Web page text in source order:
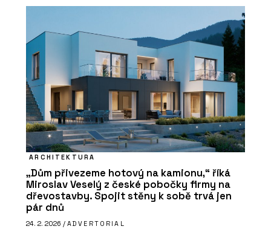
ARCHITEKTURA
„Dům přivezeme hotový na kamionu,“ říká
Miroslav Veselý z české pobočky firmy na
dřevostavby. Spojit stěny k sobě trvá jen
pár dnů
24. 2. 2026 / ADVERTORIAL